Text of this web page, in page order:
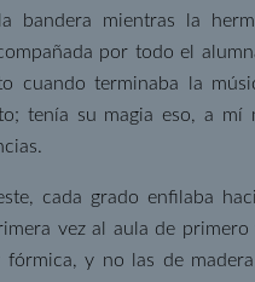
bandera mientras la
por todo el
cuando terminaba la
tenía su magia eso, a mí
cada grado enfilaba
vez al aula de primero
y no las de